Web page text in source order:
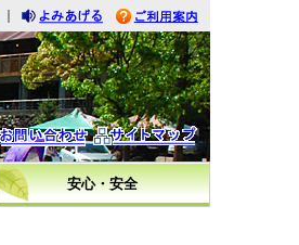
｜
みあげる
利用案内
問い合わせ イトマップ
安心・安全